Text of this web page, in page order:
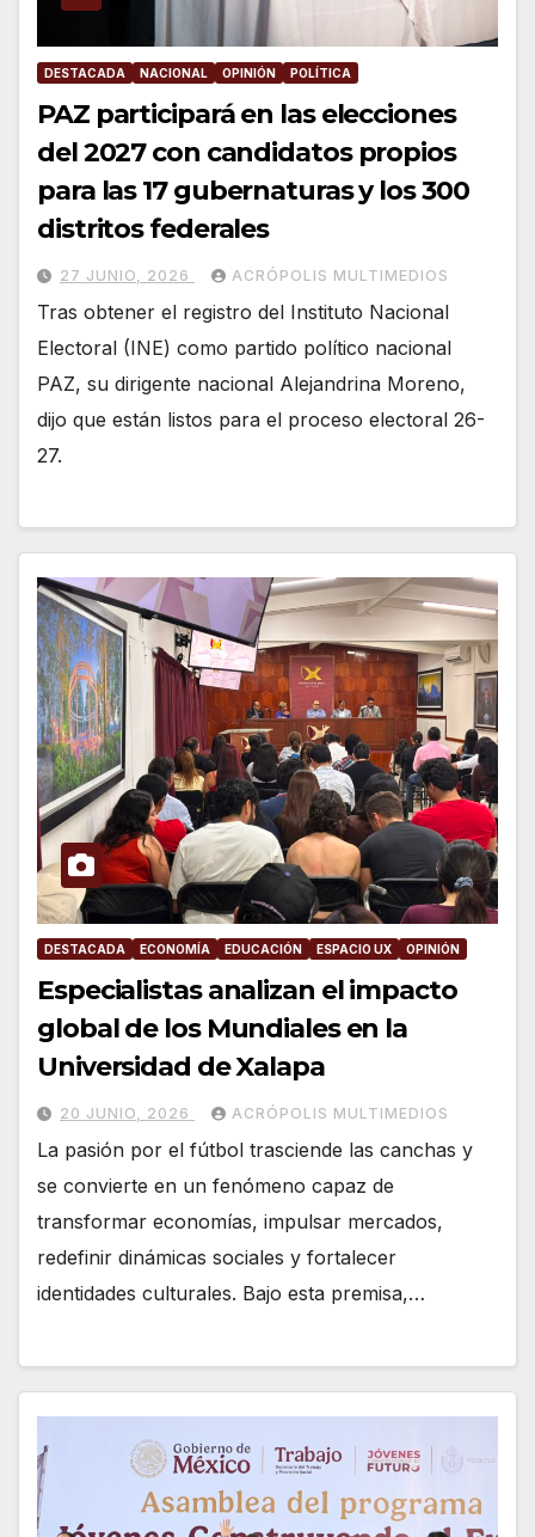
DESTACADA NACIONAL OPINIÓN POLÍTICA
PAZ participará en las elecciones
del 2027 con candidatos propios
para las 17 gubernaturas y los 300
distritos federales
27 JUNIO, 2026 ACRÓPOLIS MULTIMEDIOS
Tras obtener el registro del Instituto Nacional
Electoral (INE) como partido político nacional
PAZ, su dirigente nacional Alejandrina Moreno,
dijo que están listos para el proceso electoral 26-
27.
DESTACADA ECONOMÍA EDUCACIÓN ESPACIO UX OPINIÓN
Especialistas analizan el impacto
global de los Mundiales en la
Universidad de Xalapa
20 JUNIO, 2026 ACRÓPOLIS MULTIMEDIOS
La pasión por el fútbol trasciende las canchas y
se convierte en un fenómeno capaz de
transformar economías, impulsar mercados,
redefinir dinámicas sociales y fortalecer
identidades culturales. Bajo esta premisa,…